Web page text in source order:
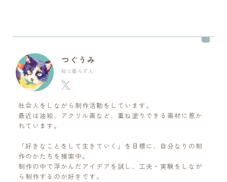
つぐうみ
絵と暮らす人
社会人をしながら制作活動をしています。
最近は油絵、アクリル画など、重ね塗りできる画材に惹か
れています。
「好きなことをして生きていく」を目標に、自分なりの制
作のかたちを模索中。
制作の中で浮かんだアイデアを試し、工夫・実験をしなが
ら制作するのが好きです。